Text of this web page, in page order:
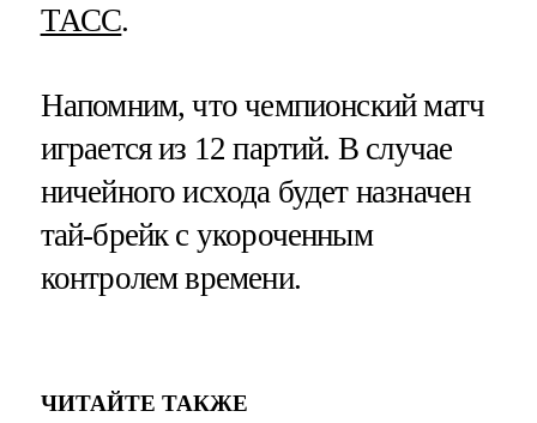
ТАСС.
Напомним, что чемпионский матч
играется из 12 партий. В случае
ничейного исхода будет назначен
тай-брейк с укороченным
контролем времени.
ЧИТАЙТЕ ТАКЖЕ